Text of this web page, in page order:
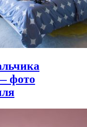
фото